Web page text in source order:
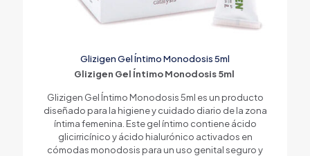
Glizigen Gel Íntimo Monodosis 5ml
Glizigen Gel Íntimo Monodosis 5ml
Glizigen Gel Íntimo Monodosis 5ml es un producto
diseñado para la higiene y cuidado diario de la zona
íntima femenina. Este gel íntimo contiene ácido
glicirricínico y ácido hialurónico activados en
cómodas monodosis para un uso genital seguro y